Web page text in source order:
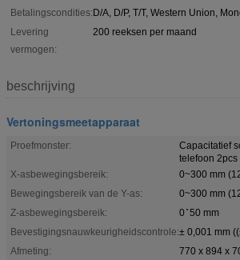
Betalingscondities:D/A, D/P, T/T, Western Union,
Levering
vermogen:
200 reeksen per maand
beschrijving
Vertoningsmeetapparaat
Proefmonster:
Capacitatief
telefoon 2pcs
X-asbewegingsbereik:
0~300 mm
Bewegingsbereik van de Y-as:
0~300 mm
Z-asbewegingsbereik:
0 ̊ 50 mm
Bevestigingsnauwkeurigheidscontrole:± 0,001 mm
Afmeting:
770 x 894 x